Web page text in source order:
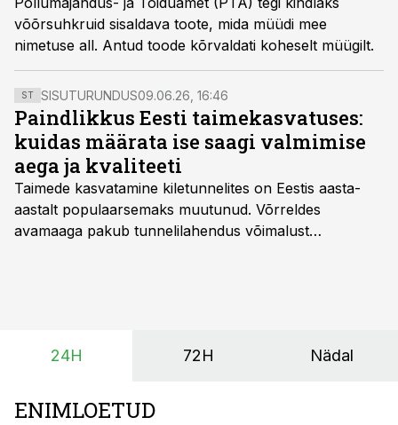
võõrsuhkruid sisaldava toote, mida müüdi mee
nimetuse all. Antud toode kõrvaldati koheselt müügilt.
ST SISUTURUNDUS09.06.26, 16:46
Paindlikkus Eesti taimekasvatuses:
kuidas määrata ise saagi valmimise
aega ja kvaliteeti
Taimede kasvatamine kiletunnelites on Eestis aasta-
aastalt populaarsemaks muutunud. Võrreldes
avamaaga pakub tunnelilahendus võimalust
24H 72H Nädal
ENIMLOETUD